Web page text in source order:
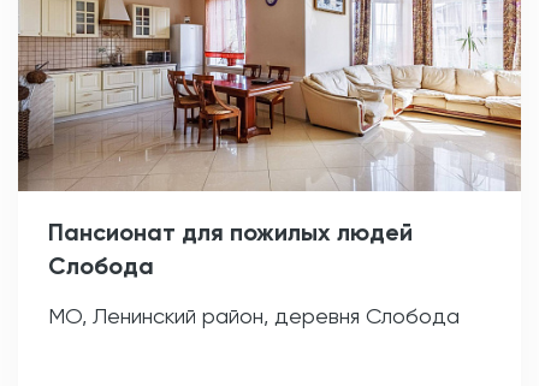
Пансионат для пожилых людей
Слобода
МО, Ленинский район, деревня Слобода